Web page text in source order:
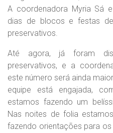
A coordenadora Myria Sá
dias de blocos e festas
preservativos.
Até agora, já foram
preservativos, e a
este número será ainda
equipe está engajada,
estamos fazendo um
Nas noites de folia
fazendo orientações para os